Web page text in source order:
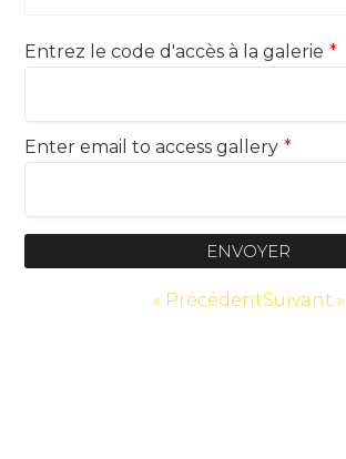
Entrez le code d'accès à la galerie *
Enter email to access gallery *
ENVOYER
« PrécédentSuivant »